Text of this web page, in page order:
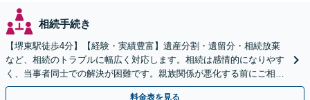
相続手続き
【堺東駅徒歩4分】【経験・実績豊富】遺産分割・遺留分・相続放棄
など、相続のトラブルに幅広く対応します。相続は感情的になりやす
く、当事者同士での解決が困難です。親族関係が悪化する前にご相談
ください。【夜間・休日対応可能】【完全個室完備】
料金表を見る